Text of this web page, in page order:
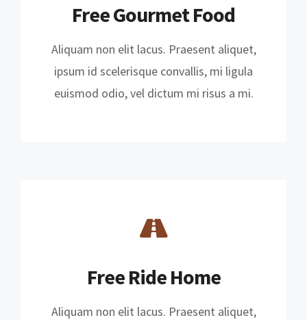
Free Gourmet Food
Aliquam non elit lacus. Praesent aliquet,
ipsum id scelerisque convallis, mi ligula
euismod odio, vel dictum mi risus a mi.
Free Ride Home
Aliquam non elit lacus. Praesent aliquet,